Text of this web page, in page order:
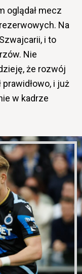
oglądał mecz
Na
i to
Nie
że rozwój
i już
w kadrze